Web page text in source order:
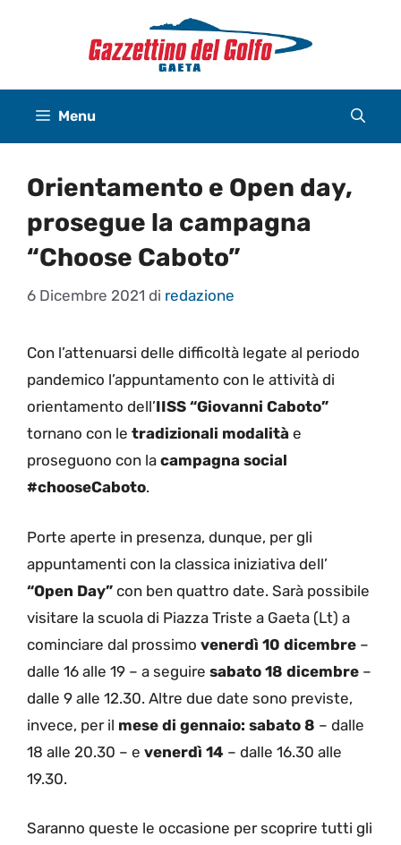
Menu
Orientamento e Open day,
prosegue la campagna
“Choose Caboto”
6 Dicembre 2021 di redazione
Con l’attenuarsi delle difficoltà legate al periodo
pandemico l’appuntamento con le attività di
orientamento dell’IISS “Giovanni Caboto”
tornano con le tradizionali modalità e
proseguono con la campagna social
#chooseCaboto.
Porte aperte in presenza, dunque, per gli
appuntamenti con la classica iniziativa dell’
“Open Day” con ben quattro date. Sarà possibile
visitare la scuola di Piazza Triste a Gaeta (Lt) a
cominciare dal prossimo venerdì 10 dicembre –
dalle 16 alle 19 – a seguire sabato 18 dicembre –
dalle 9 alle 12.30. Altre due date sono previste,
invece, per il mese di gennaio: sabato 8 – dalle
18 alle 20.30 – e venerdì 14 – dalle 16.30 alle
19.30.
Saranno queste le occasione per scoprire tutti gli